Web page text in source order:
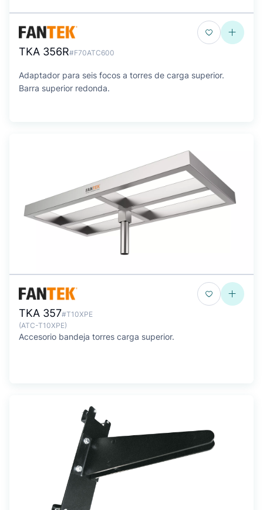
TKA 356R#F70ATC600
Adaptador para seis focos a torres de carga superior.
Barra superior redonda.
TKA 357#T10XPE
(ATC-T10XPE)
Accesorio bandeja torres carga superior.